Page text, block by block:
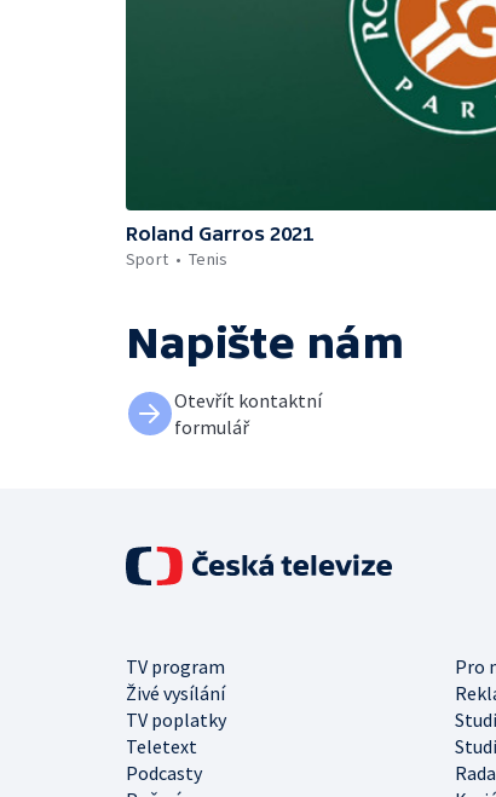
Roland Garros 2021
Sport
Tenis
Napište nám
Otevřít kontaktní
formulář
TV program
Pro
Živé vysílání
TV poplatky
Teletext
Podcasty